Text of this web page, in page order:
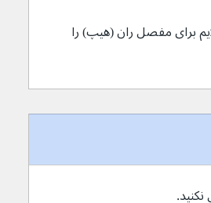
برای مفصل ران (هیپ) را